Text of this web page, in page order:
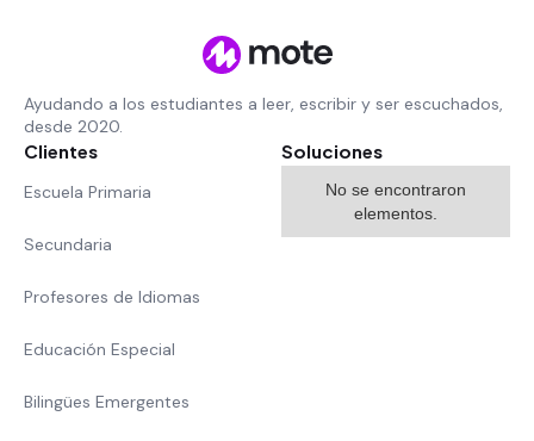
Ayudando a los estudiantes a leer, escribir y ser escuchados,
desde 2020.
Clientes
Escuela Primaria
Secundaria
Profesores de Idiomas
Educación Especial
Bilingües Emergentes
Soluciones
No se encontraron
elementos.